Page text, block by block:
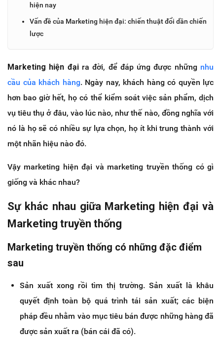
hiện nay
Vấn đề của Marketing hiện đại: chiến thuật đổi dần chiến
lược
Marketing hiện đạira đời, để đáp ứng được những nhu
cầu của khách hàng. Ngày nay, khách hàng có quyền lực
hơn bao giờ hết, họ có thể kiểm soát việc sản phẩm, dịch
vụ tiêu thụ ở đâu, vào lúc nào, như thế nào, đồng nghĩa với
nó là họ sẽ có nhiều sự lựa chọn, họ ít khi trung thành với
một nhãn hiệu nào đó.
Vậy marketing hiện đại và marketing truyền thống có gì
giống và khác nhau?
Sự khác nhau giữa Marketing hiện đại và
Marketing truyền thống
Marketing truyền thống có những đặc điểm
sau
Sản xuất xong rồi tìm thị trường. Sản xuất là khâu
quyết định toàn bộ quá trình tái sản xuất; các biện
pháp đều nhằm vào mục tiêu bán được những hàng đã
được sản xuất ra (bán cái đã có).